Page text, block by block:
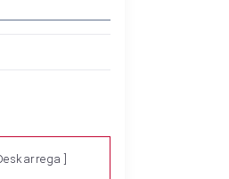
]